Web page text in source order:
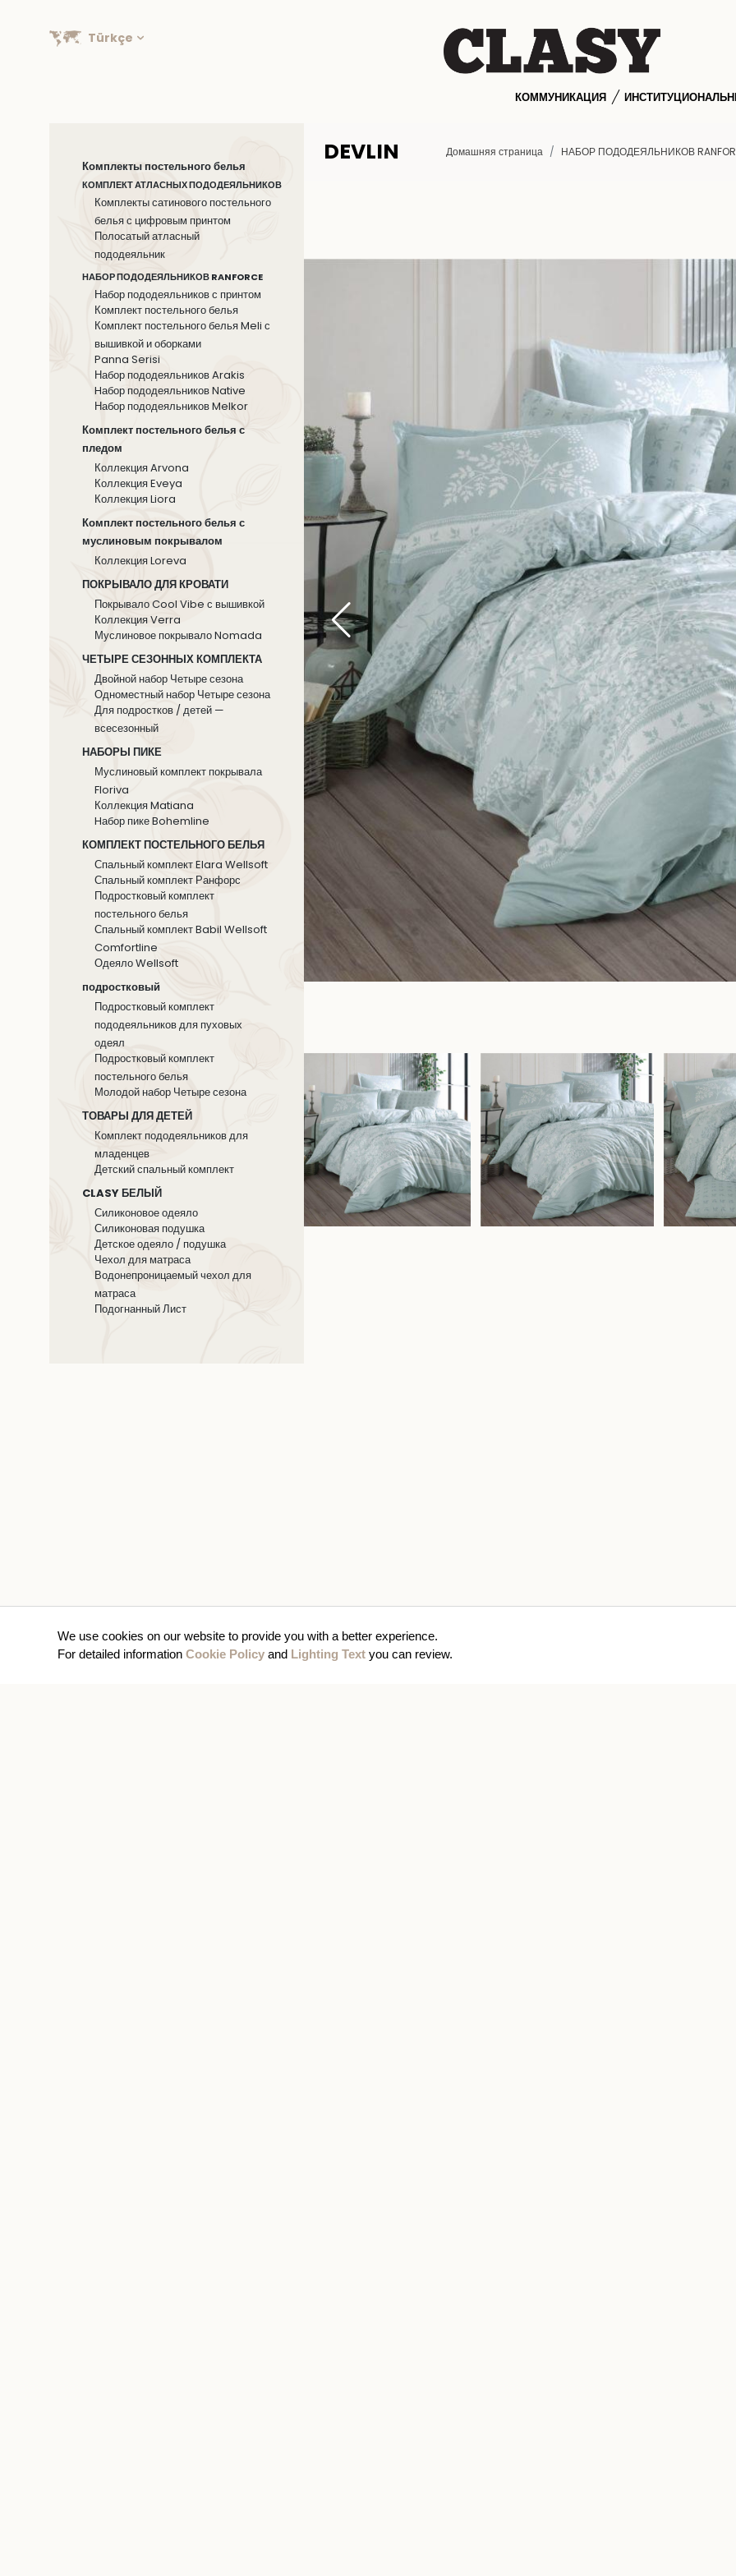
We use cookies on our website to provide you with a better experience.
For detailed information Cookie Policy and Lighting Text you can review.
Türkçe
КОММУНИКАЦИЯ
Комплекты постельного белья
КОМПЛЕКТ АТЛАСНЫХ ПОДОДЕЯЛЬНИКОВ
Комплекты сатинового постельного
белья с цифровым принтом
Полосатый атласный
пододеяльник
НАБОР ПОДОДЕЯЛЬНИКОВ RANFORCE
Набор пододеяльников с принтом
Комплект постельного белья
Комплект постельного белья Meli с
вышивкой и оборками
Panna Serisi
Набор пододеяльников Arakis
Hабор пододеяльников Native
Набор пододеяльников Melkor
Комплект постельного белья с
пледом
Коллекция Arvona
Коллекция Eveya
Коллекция Liora
Комплект постельного белья с
муслиновым покрывалом
Коллекция Loreva
ПОКРЫВАЛО ДЛЯ КРОВАТИ
Покрывало Cool Vibe с вышивкой
Коллекция Verra
Муслиновое покрывало Nomada
ЧЕТЫРЕ СЕЗОННЫХ КОМПЛЕКТА
Двойной набор Четыре сезона
Одноместный набор Четыре сезона
Для подростков / детей —
всесезонный
НАБОРЫ ПИКЕ
Муслиновый комплект покрывала
Floriva
Коллекция Matiana
Hабор пике Bohemline
КОМПЛЕКТ ПОСТЕЛЬНОГО БЕЛЬЯ
Спальный комплект Elara Wellsoft
Спальный комплект Ранфорс
Подростковый комплект
постельного белья
Спальный комплект Babil Wellsoft
Comfortline
Одеяло Wellsoft
подростковый
Подростковый комплект
пододеяльников для пуховых
одеял
Подростковый комплект
постельного белья
Молодой набор Четыре сезона
ТОВАРЫ ДЛЯ ДЕТЕЙ
Комплект пододеяльников для
младенцев
Детский спальный комплект
CLASY БЕЛЫЙ
Силиконовое одеяло
Силиконовая подушка
Детское одеяло / подушка
Чехол для матраса
Водонепроницаемый чехол для
матраса
Подогнанный Лист
DEVLIN Домашняя страница НАБОР ПОДОДЕЯЛЬНИКОВ